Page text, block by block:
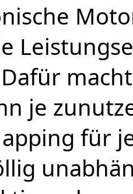
je
für